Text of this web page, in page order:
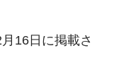
16日に掲載さ